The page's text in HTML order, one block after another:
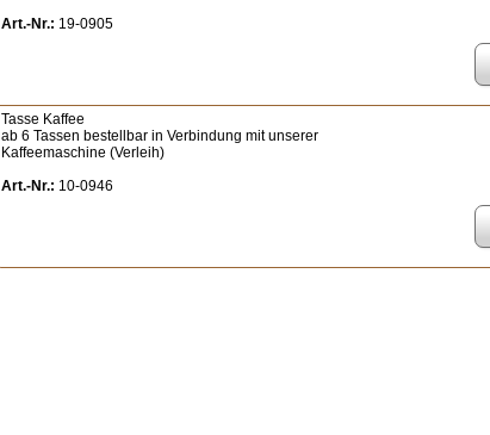
Art.-Nr.: 19-0905
Tasse Kaffee
ab 6 Tassen bestellbar in Verbindung mit unserer
Kaffeemaschine (Verleih)
Art.-Nr.: 10-0946